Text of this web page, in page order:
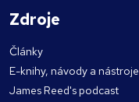
Zdroje
Články
E-knihy, návody a nástroje
James Reed's podcast